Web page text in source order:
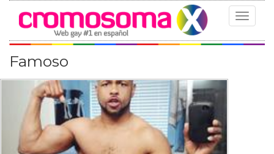
Toggle
Famoso